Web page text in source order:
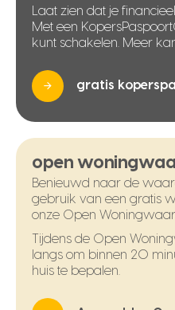
Laat zien dat je
Met een
kunt schakelen. Meer
gratis
open
Benieuwd naar de
gebruik van een gratis
onze Open
Tijdens de Open
langs om binnen 20
huis te bepalen.